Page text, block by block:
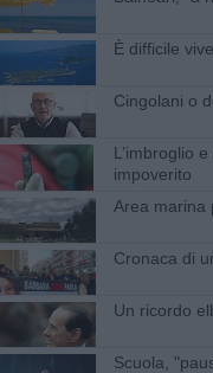
​È difficile
Cingolani o
​L’imbroglio
impoverito
Area marina
​Cronaca di
Un ricordo
Scuola,